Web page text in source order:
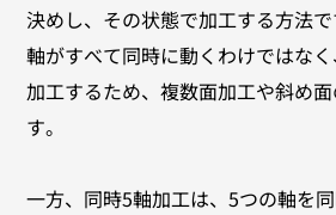
決めし、その状態で加工する方法
軸がすべて同時に動くわけではな
加工するため、複数面加工や斜め
す。
一方、同時5軸加工は、5つの軸を